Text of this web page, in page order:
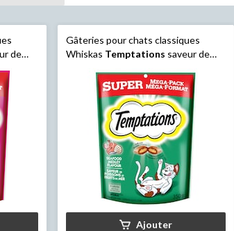
de
Gâteries pour chats classiques
Whiskas Temptations saveur de
Ajouter